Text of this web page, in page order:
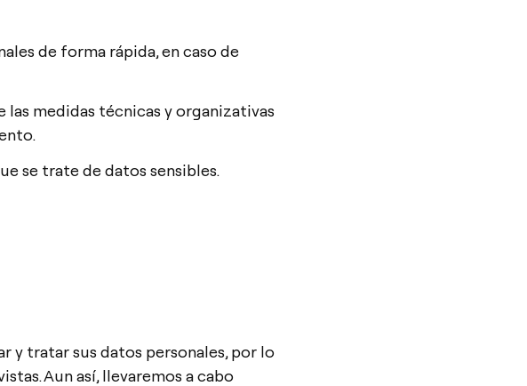
de forma rápida, en caso de
las medidas técnicas y organizativas
se trate de datos sensibles.
y tratar sus datos personales, por lo
Aun así, llevaremos a cabo